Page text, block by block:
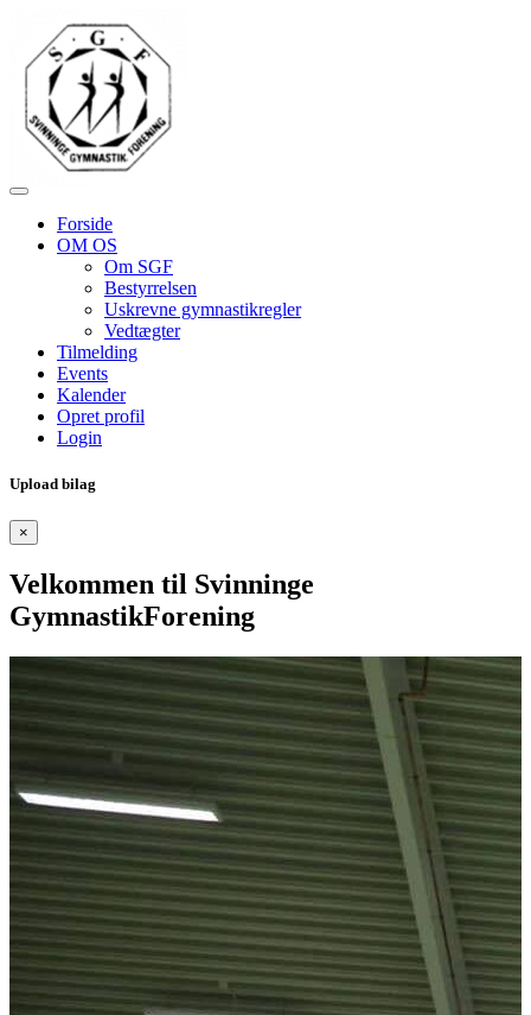
Forside
OM OS
Om SGF
Bestyrrelsen
Uskrevne gymnastikregler
Vedtægter
Tilmelding
Events
Kalender
Opret profil
Login
Upload bilag
×
Velkommen til Svinninge
GymnastikForening